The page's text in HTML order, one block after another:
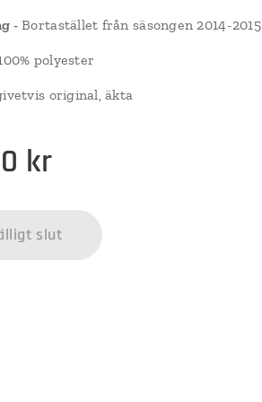
-Bortastället från säsongen 2014-2015
polyester
original, äkta
kr
slut